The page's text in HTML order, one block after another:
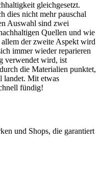
gleichgesetzt.
dies nicht mehr pauschal
Auswahl sind zwei
Quellen und wie
der zweite Aspekt wird
immer wieder reparieren
verwendet wird, ist
die Materialien punktet,
landet. Mit etwas
fündig!
und Shops, die garantiert